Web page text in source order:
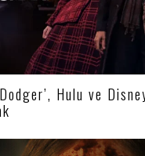
Hulu ve